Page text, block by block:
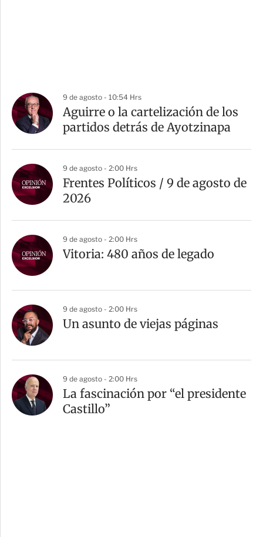
9 de agosto - 10:54 Hrs
Aguirre o la cartelización de los
partidos detrás de Ayotzinapa
9 de agosto - 2:00 Hrs
Frentes Políticos / 9 de agosto de
2026
9 de agosto - 2:00 Hrs
Vitoria: 480 años de legado
9 de agosto - 2:00 Hrs
Un asunto de viejas páginas
9 de agosto - 2:00 Hrs
La fascinación por “el presidente
Castillo”